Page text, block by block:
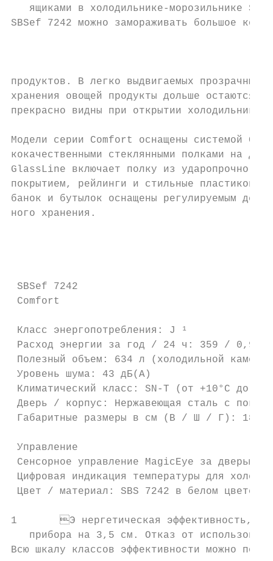
ящиками в холодильнике-морозильнике
SBSef 7242 можно замораживать большое
продуктов. В легко выдвигаемых
хранения овощей продукты дольше
прекрасно видны при открытии
Модели серии Comfort оснащены
кокачественными стеклянными полками
GlassLine включает полку из
покрытием, рейлинги и стильные
банок и бутылок оснащены регулируемым
ного хранения.
SBSef 7242
Comfort
Класс энергопотребления: J ¹
Расход энергии за год / 24 ч: 359 / 0,982
Полезный объем: 634 л (холодильной
Уровень шума: 43 дБ(А)
Климатический класс: SN-T (от +10°C до
Дверь / корпус: Нержавеющая сталь с
Габаритные размеры в см (В / Ш / Г):
Управление
Сенсорное управление MagicEye за
Цифровая индикация температуры для
Цвет / материал: SBS 7242 в белом цвете
1	Э нергетическая эффективность, заявленная производителем, может быть достигнута в случае установки ограничителей на заднюю стенку прибора. Ограничители увеличивают глубину
прибора на 3,5 см. Отказ от
Всю шкалу классов эффективности